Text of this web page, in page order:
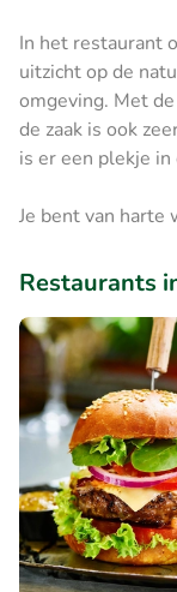
In het restaurant
uitzicht op de
omgeving. Met
de zaak is ook
is er een plekje in
Je bent van harte
Restaurants